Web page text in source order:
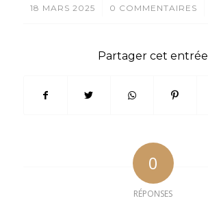
18 MARS 2025
/ 0 COMMENTAIRES
/
Partager cet entrée
0
RÉPONSES